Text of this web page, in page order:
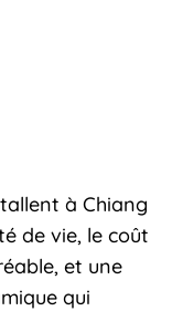
à Chiang
de vie, le coût
et une
qui